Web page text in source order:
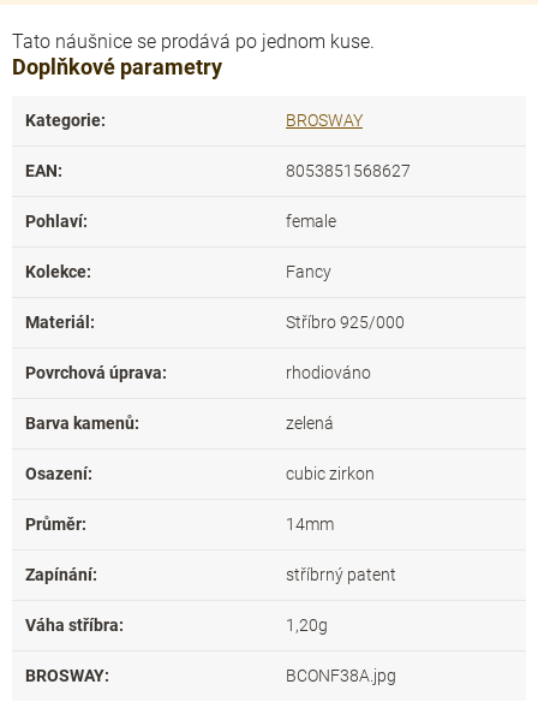
Tato náušnice se prodává po jednom kuse.
Doplňkové parametry
Kategorie: BROSWAY
EAN: 8053851568627
Pohlaví: female
Kolekce: Fancy
Materiál : Stříbro 925/000
Povrchová úprava: rhodiováno
Barva kamenů: zelená
Osazení: cubic zirkon
Průměr: 14mm
Zapínání: stříbrný patent
Váha stříbra: 1,20g
BROSWAY: BCONF38A.jpg